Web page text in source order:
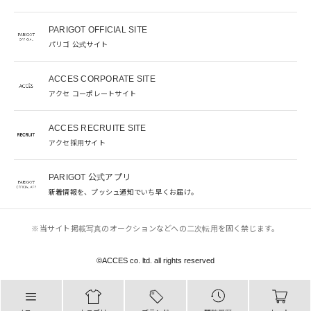
PARIGOT OFFICIAL SITE
パリゴ 公式サイト
ACCES CORPORATE SITE
アクセ コーポレートサイト
ACCES RECRUITE SITE
アクセ採用サイト
PARIGOT 公式アプリ
新着情報を、プッシュ通知でいち早くお届け。
©︎ACCES co. ltd. all rights reserved
※当サイト掲載写真のオークションなどへの二次転用を固く禁じます。